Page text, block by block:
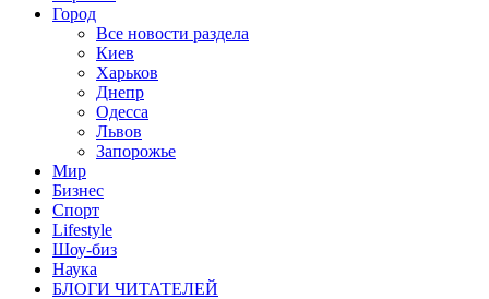
Город
Все новости раздела
Киев
Харьков
Днепр
Одесса
Львов
Запорожье
Мир
Бизнес
Спорт
Lifestyle
Шоу-биз
Наука
БЛОГИ ЧИТАТЕЛЕЙ